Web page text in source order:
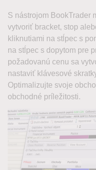
S nástrojom BookTrader
vytvoriť bracket, stop
kliknutiami na stĺpec s
na stĺpec s dopytom pre
požadovanú cenu sa
nastaviť klávesové
Optimalizujte svoje
obchodné príležitosti.